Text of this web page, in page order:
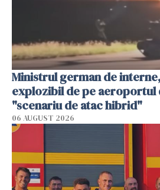
Ministrul german de
explozibil de pe aeroportul
"scenariu de atac hibrid"
06 AUGUST 2026